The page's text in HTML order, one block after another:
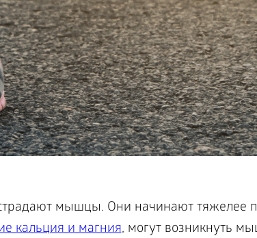
мышцы. Они начинают тяжелее
кальция и магния, могут возникнуть